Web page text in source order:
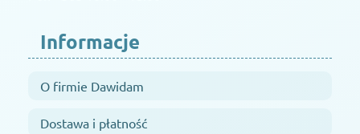
Informacje
O firmie Dawidam
Dostawa i płatność